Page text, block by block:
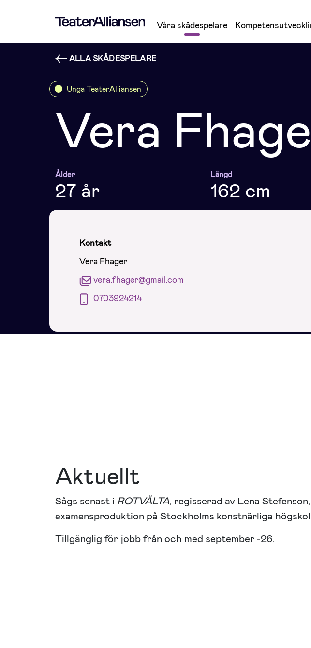
Våra skådespelare
ALLA SKÅDESPELARE
Unga TeaterAlliansen
Vera
Ålder
27 år
Längd
162 cm
Kontakt
Vera Fhager
vera.fhager@gmail.com
0703924214
Aktuellt
Sågs senast i ROTVÄLTA, regisserad av Lena Stefenson,
examensproduktion på Stockholms konstnärliga
Tillgänglig för jobb från och med september -26.